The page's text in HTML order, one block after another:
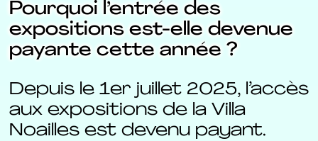
Pourquoi l’entrée des
expositions est-elle devenue
payante cette année ?
Depuis le 1er juillet 2025, l’accès
aux expositions de la Villa
Noailles est devenu payant.